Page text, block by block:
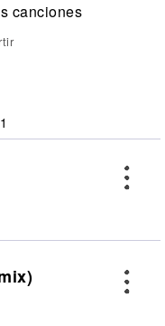
canciones